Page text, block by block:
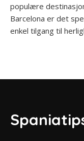
populære
Barcelona er det
enkel tilgang til